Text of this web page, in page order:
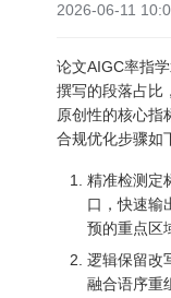
2026-06-11
论文AIGC率指
撰写的段落占比
原创性的核心指
合规优化步骤如
精准检测定
口，快速输
预的重点区
逻辑保留改
融合语序重